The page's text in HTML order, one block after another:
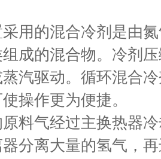
的混合冷剂是由氮
成的混合物。冷剂
汽驱动。循环混合
操作更为便捷。
气经过主换热器冷
分离大量的氢气，